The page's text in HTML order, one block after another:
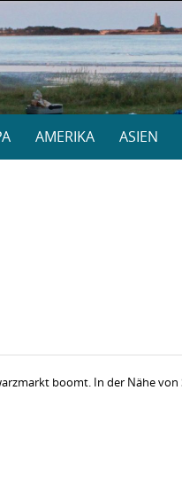
AMERIKA ASIEN
boomt. In der Nähe